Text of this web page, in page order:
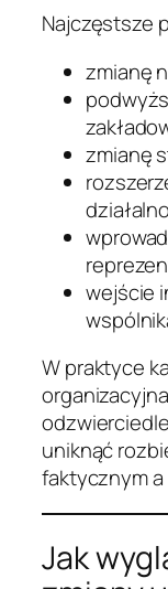
Najczęstsze
zmianę
zmianę
wejście
W praktyce
uniknąć
faktycznym a
Jak